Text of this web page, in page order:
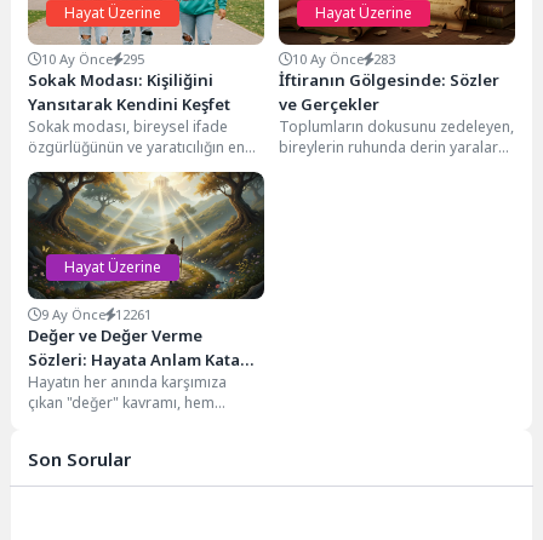
Hayat Üzerine
10 Ay Önce 295
Sokak Modası: Kişiliğini
Yansıtarak Kendini Keşfet
Sokak modası, bireysel ifade
özgürlüğünün ve yaratıcılığın en
samimi yansımasıdır. Bu giyim
tarzı, kurumsal katalogların...
Hayat Üzerine
10 Ay Önce 283
İftiranın Gölgesinde: Sözler
ve Gerçekler
Toplumların dokusunu zedeleyen,
bireylerin ruhunda derin yaralar
Hayat Üzerine
9 Ay Önce 12261
Değer ve Değer Verme
Sözleri: Hayata Anlam Katan
İfadeler
Hayatın her anında karşımıza
çıkan "değer" kavramı, hem
Son Sorular